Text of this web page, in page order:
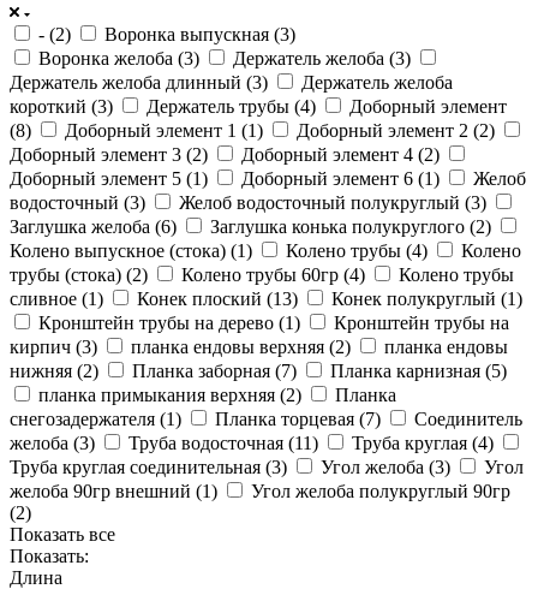
- (2) Воронка выпускная (3)
Воронка желоба (3) Держатель желоба (3)
Держатель желоба длинный (3)
Держатель желоба
короткий (3) Держатель трубы (4)
Доборный элемент
(8) Доборный элемент 1 (1) Доборный элемент 2 (2)
Доборный элемент 3 (2) Доборный элемент 4 (2)
Доборный элемент 5 (1) Доборный элемент 6 (1)
Желоб
водосточный (3) Желоб водосточный полукруглый (3)
Заглушка желоба (6) Заглушка конька полукруглого (2)
Колено выпускное (стока) (1) Колено трубы (4)
Колено
трубы (стока) (2) Колено трубы 60гр (4)
Колено трубы
сливное (1) Конек плоский (13) Конек полукруглый (1)
Кронштейн трубы на дерево (1)
Кронштейн трубы на
кирпич (3) планка ендовы верхняя (2)
планка ендовы
нижняя (2) Планка заборная (7) Планка карнизная (5)
планка примыкания верхняя (2)
Планка
снегозадержателя (1) Планка торцевая (7)
Соединитель
желоба (3) Труба водосточная (11) Труба круглая (4)
Труба круглая соединительная (3) Угол желоба (3)
Угол
желоба 90гр внешний (1)
Угол желоба полукруглый 90гр
(2)
Показать все
Показать:
Длина